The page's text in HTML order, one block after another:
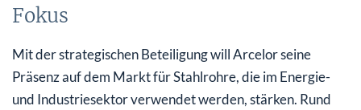
Fokus
Mit der strategischen Beteiligung will Arcelor seine
Präsenz auf dem Markt für Stahlrohre, die im Energie-
und Industriesektor verwendet werden, stärken. Rund